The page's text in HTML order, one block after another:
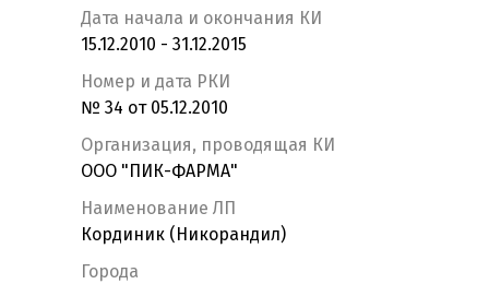
Дата начала и окончания КИ
15.12.2010 - 31.12.2015
Номер и дата РКИ
№ 34 от 05.12.2010
Организация, проводящая КИ
ООО "ПИК-ФАРМА"
Наименование ЛП
Кординик (Никорандил)
Города